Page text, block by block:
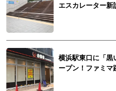
エスカレーター新
横浜駅東口に「黒
ープン！ファミマ